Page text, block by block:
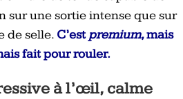
sur une sortie intense que sur
de selle. C’estpremium, mais
fait pour rouler.
à l’œil, calme